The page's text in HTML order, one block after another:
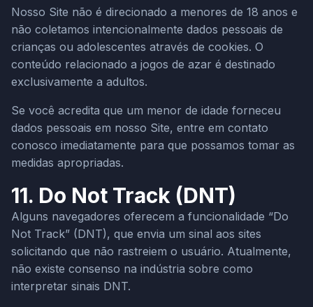
Nosso Site não é direcionado a menores de 18 anos e
não coletamos intencionalmente dados pessoais de
crianças ou adolescentes através de cookies. O
conteúdo relacionado a jogos de azar é destinado
exclusivamente a adultos.
Se você acredita que um menor de idade forneceu
dados pessoais em nosso Site, entre em contato
conosco imediatamente para que possamos tomar as
medidas apropriadas.
11. Do Not Track (DNT)
Alguns navegadores oferecem a funcionalidade “Do
Not Track” (DNT), que envia um sinal aos sites
solicitando que não rastreiem o usuário. Atualmente,
não existe consenso na indústria sobre como
interpretar sinais DNT.